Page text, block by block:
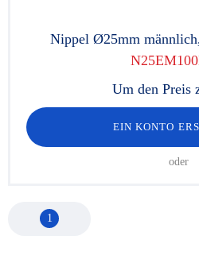
Nippel Ø25mm
Um den Preis
EIN KONTO
oder
1